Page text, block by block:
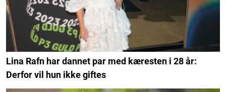
Lina Rafn har dannet par med kæresten i 28 år:
Derfor vil hun ikke giftes